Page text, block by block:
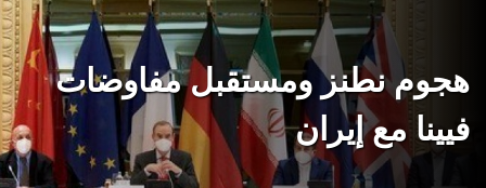
هجوم نطنز ومستقبل مفاوضات
فيينا مع إيران